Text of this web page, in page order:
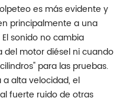
es más evidente y
principalmente a una
sonido no cambia
motor diésel ni cuando
para las pruebas.
alta velocidad, el
fuerte ruido de otras